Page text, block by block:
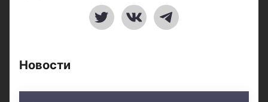
Новости